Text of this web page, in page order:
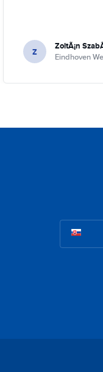
Z ZoltÃ¡n
Eindhoven